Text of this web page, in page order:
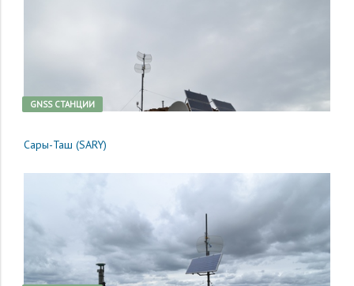
GNSS CТАНЦИИ
Сары-Таш (SARY)